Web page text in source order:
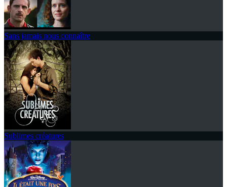
Sans jamais nous connaître
Sublimes créatures